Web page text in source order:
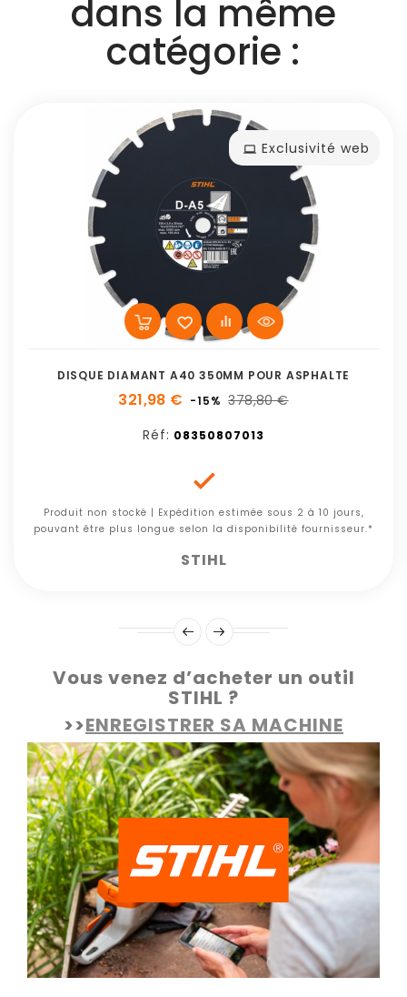
dans la même
catégorie :
Exclusivité web
DISQUE DIAMANT A40 350MM POUR ASPHALTE
321,98 € -15% 378,80 €
Réf: 08350807013

Produit non stocké | Expédition estimée sous 2 à 10 jours,
pouvant être plus longue selon la disponibilité fournisseur.*
STIHL
Vous venez d’acheter un outil
STIHL ?
>>ENREGISTRER SA MACHINE